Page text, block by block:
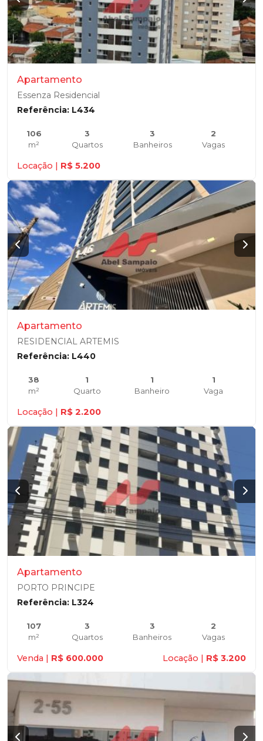
Apartamento
Essenza Residencial
Referência: L434
106
m²
3
Quartos
3
Banheiros
2
Vagas
Locação | R$ 5.200
Apartamento
RESIDENCIAL ARTEMIS
Referência: L440
38
m²
1
Quarto
1
Banheiro
1
Vaga
Locação | R$ 2.200
Apartamento
PORTO PRINCIPE
Referência: L324
107
m²
3
Quartos
3
Banheiros
2
Vagas
Venda | R$ 600.000 Locação | R$ 3.200